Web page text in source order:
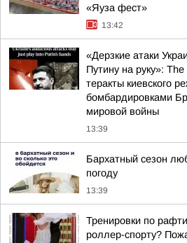
«Яуза фест»
13:42
«Дерзкие атаки
Путину на руку»:
теракты киевского
бомбардировками
мировой войны
13:39
Бархатный сезон
погоду
13:39
Тренировки по
роллер-спорту?